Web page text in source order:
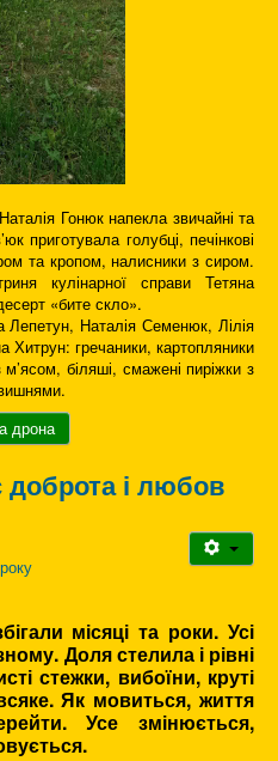
Гонюк напекла звичайні та
приготувала голубці, печінкові
та кропом, налисники з сиром.
кулінарної справи Тетяна
«бите скло».
Наталія Семенюк, Лілія
Хитрун: гречаники, картопляники
біляші, смажені пиріжки з
дрона
і любов
місяці та роки. Усі
Доля стелила і рівні
стежки, вибоїни, круті
Як мовиться, життя
Усе змінюється,